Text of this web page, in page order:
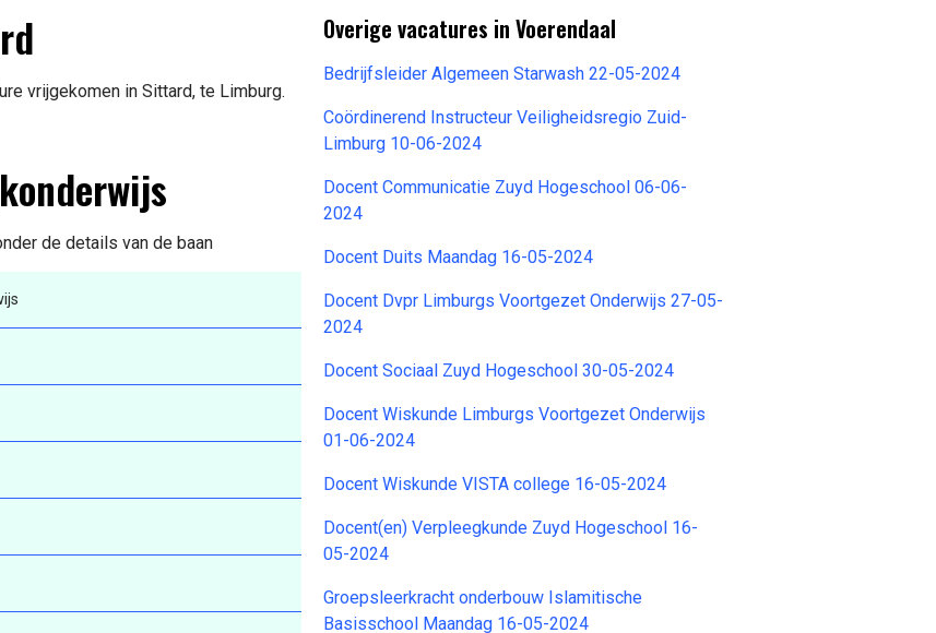
vrijgekomen in Sittard, te Limburg.
de details van de baan
Overige vacatures in Voerendaal
Bedrijfsleider Algemeen Starwash 22-05-2024
Coördinerend Instructeur Veiligheidsregio Zuid-
Limburg 10-06-2024
Docent Communicatie Zuyd Hogeschool 06-06-
2024
Docent Duits Maandag 16-05-2024
Docent Dvpr Limburgs Voortgezet Onderwijs 27-05-
2024
Docent Sociaal Zuyd Hogeschool 30-05-2024
Docent Wiskunde Limburgs Voortgezet Onderwijs
01-06-2024
Docent Wiskunde VISTA college 16-05-2024
Docent(en) Verpleegkunde Zuyd Hogeschool 16-
05-2024
Groepsleerkracht onderbouw Islamitische
Basisschool Maandag 16-05-2024